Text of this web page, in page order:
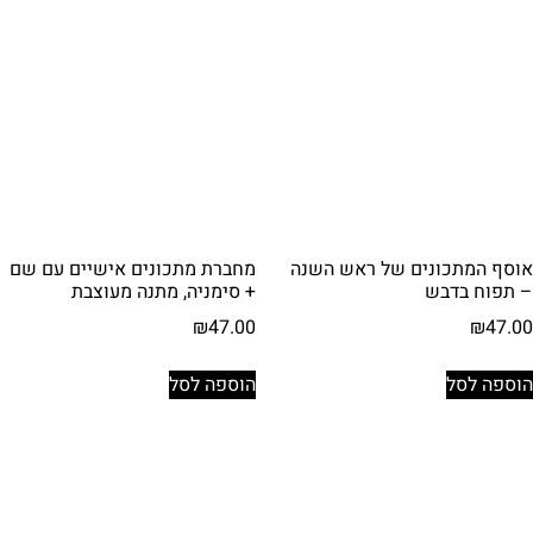
אוסף המתכונים של ראש השנה
– תפוח בדבש
₪47.00
הוספה לסל
מחברת מתכונים אישיים עם שם
+ סימניה, מתנה מעוצבת
₪47.00
הוספה לסל